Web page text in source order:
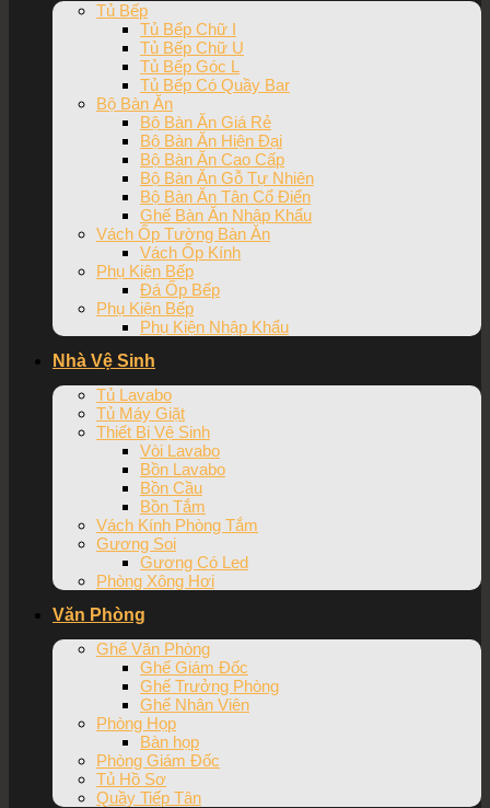
Tủ Bếp
Tủ Bếp Chữ I
Tủ Bếp Chữ U
Tủ Bếp Góc L
Tủ Bếp Có Quầy Bar
Bộ Bàn Ăn
Bộ Bàn Ăn Giá Rẻ
Bộ Bàn Ăn Hiện Đại
Bộ Bàn Ăn Cao Cấp
Bộ Bàn Ăn Gỗ Tự Nhiên
Bộ Bàn Ăn Tân Cổ Điển
Ghế Bàn Ăn Nhập Khẩu
Vách Ốp Tường Bàn Ăn
Vách Ốp Kính
Phụ Kiện Bếp
Đá Ốp Bếp
Phụ Kiện Bếp
Phụ Kiện Nhập Khẩu
Nhà Vệ Sinh
Tủ Lavabo
Tủ Máy Giặt
Thiết Bị Vệ Sinh
Vòi Lavabo
Bồn Lavabo
Bồn Cầu
Bồn Tắm
Vách Kính Phòng Tắm
Gương Soi
Gương Có Led
Phòng Xông Hơi
Văn Phòng
Ghế Văn Phòng
Ghế Giám Đốc
Ghế Trưởng Phòng
Ghế Nhân Viên
Phòng Họp
Bàn họp
Phòng Giám Đốc
Tủ Hồ Sơ
Quầy Tiếp Tân